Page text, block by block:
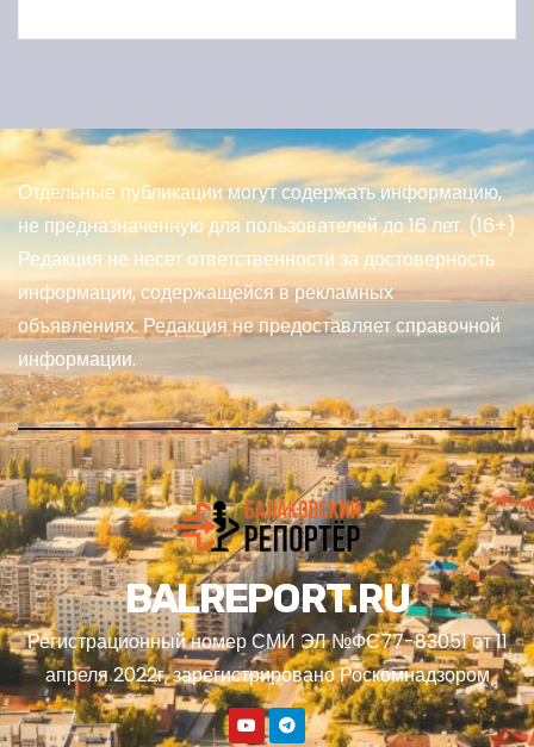
Отдельные публикации могут содержать информацию,
не предназначенную для пользователей до 16 лет. (16+)
Редакция не несет ответственности за достоверность
информации, содержащейся в рекламных
объявлениях. Редакция не предоставляет справочной
информации.
BALREPORT.RU
Регистрационный номер СМИ ЭЛ №ФС77-83051 от 11
апреля 2022г, зарегистрировано Роскомнадзором